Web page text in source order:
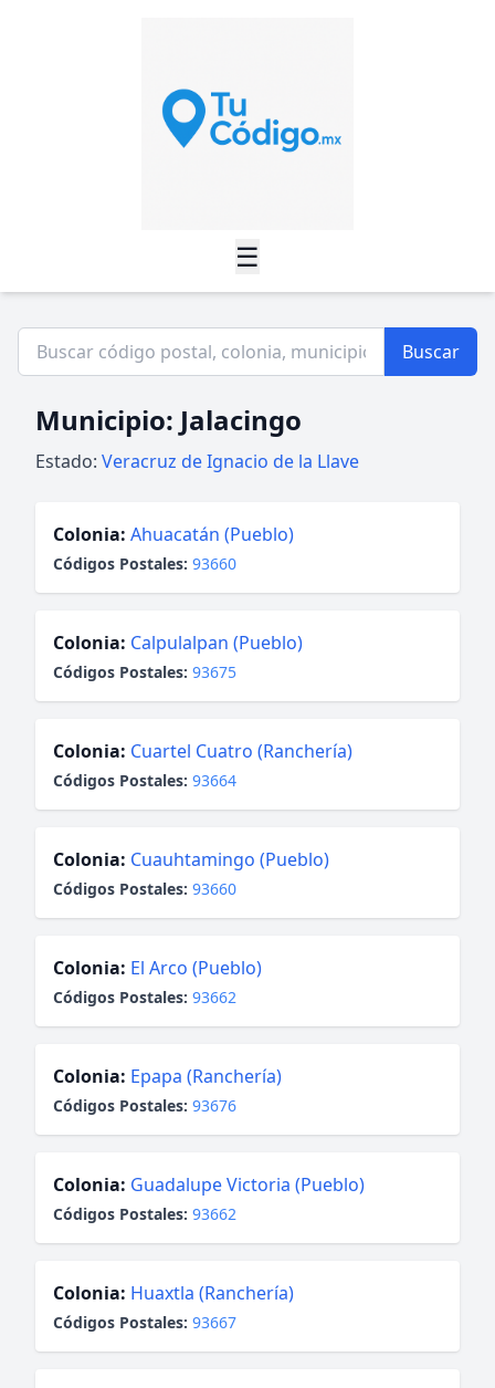
☰
Buscar
Municipio: Jalacingo
Estado: Veracruz de Ignacio de la Llave
Colonia: Ahuacatán (Pueblo)
Códigos Postales: 93660
Colonia: Calpulalpan (Pueblo)
Códigos Postales: 93675
Colonia: Cuartel Cuatro (Ranchería)
Códigos Postales: 93664
Colonia: Cuauhtamingo (Pueblo)
Códigos Postales: 93660
Colonia: El Arco (Pueblo)
Códigos Postales: 93662
Colonia: Epapa (Ranchería)
Códigos Postales: 93676
Colonia: Guadalupe Victoria (Pueblo)
Códigos Postales: 93662
Colonia: Huaxtla (Ranchería)
Códigos Postales: 93667